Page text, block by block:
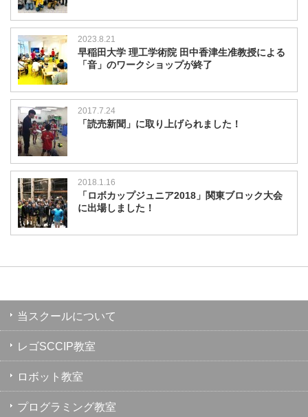
2023.8.21
早稲田大学 理工学術院 田中香津生准教授による
「音」のワークショップが終了
2017.7.24
「読売新聞」に取り上げられました！
2018.1.16
「ロボカップジュニア2018」関東ブロック大会
に出場しました！
当スクールについて
レゴSCCIP教室
ロボット教室
プログラミング教室